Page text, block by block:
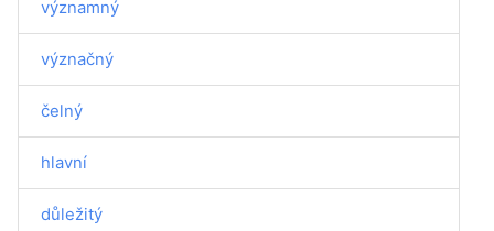
významný
význačný
čelný
hlavní
důležitý